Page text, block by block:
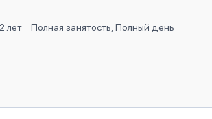
лет Полная занятость, Полный день